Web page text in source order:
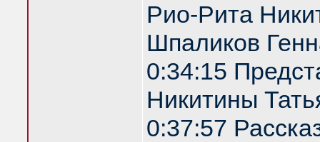
Рио-Рита
Шпаликов
0:34:15
Никитины
0:37:57